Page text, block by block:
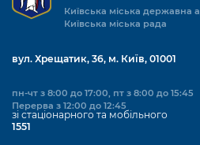
Київська міська державна
Київська міська рада
вул. Хрещатик, 36, м. Київ, 01001
пн-чт з 8:00 до 17:00, пт з 8:00 до 15:45
Перерва з 12:00 до 12:45
зі стаціонарного та мобільного
1551